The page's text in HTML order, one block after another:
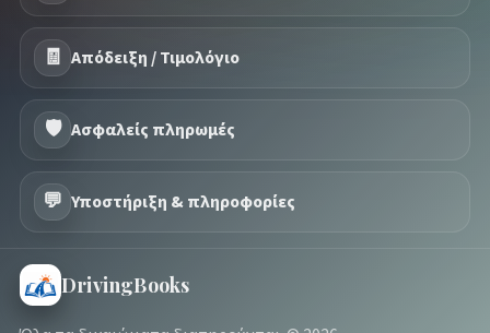
🧾 Απόδειξη / Τιμολόγιο
🛡️ Ασφαλείς πληρωμές
💬 Υποστήριξη & πληροφορίες
DrivingBooks